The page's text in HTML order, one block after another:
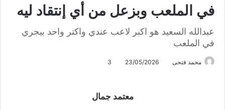
في الملعب وبزعل من أي إنتقاد ليه
عبدالله السعيد هو اكبر لاعب عندي واكتر واحد بيجري
في الملعب
محمد فتحى 23/05/2026
3
معتمد جمال